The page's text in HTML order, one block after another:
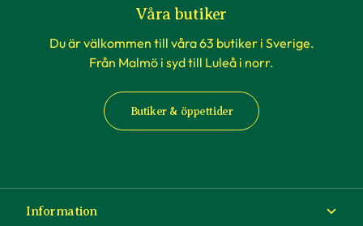
men tänk på att inte boka markanläggare,
hyrsläp eller andra tjänster kopplat till själva
planteringen innan du vet säkert att
häckplantorna är på plats hemma. Våra
leveranstider kan komma att ändras när du
exempelvis förbokat häckplantor långt i förväg.
på morgonen. Tänk på att anläggning av en häck
Våra butiker
Du är välkommen till våra 63 butiker i Sverige.
Från Malmö i syd till Luleå i norr.
Butiker & öppettider
Information